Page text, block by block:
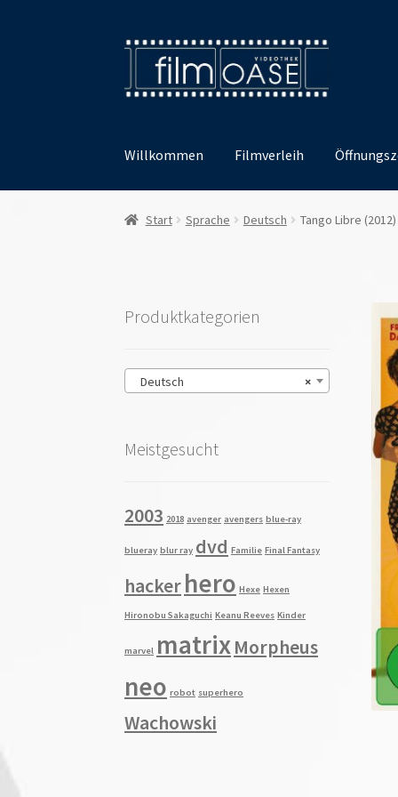
Zur
Navigation
springen
Zum
Inhalt
springen
Willkommen Filmverleih
Start Sprache Deutsch Tango Libre (2012)
Produktkategorien
×
Deutsch
Meistgesucht
2003 2018 avenger avengers blue-ray
blueray blur ray dvd Familie Final Fantasy
hackerhero Hexe Hexen
Hironobu Sakaguchi Keanu Reeves Kinder
marvel matrixMorpheus
neo robot superhero
Wachowski